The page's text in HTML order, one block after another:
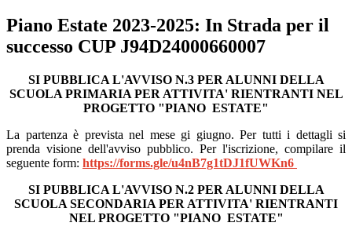
Piano Estate 2023-2025: In Strada per il
successo CUP J94D24000660007
SI PUBBLICA L'AVVISO N.3 PER ALUNNI DELLA
SCUOLA PRIMARIA PER ATTIVITA' RIENTRANTI NEL
PROGETTO "PIANO ESTATE"
La partenza è prevista nel mese gi giugno. Per tutti i dettagli si
prenda visione dell'avviso pubblico. Per l'iscrizione, compilare il
seguente form: https://forms.gle/u4nB7g1tDJ1fUWKn6
SI PUBBLICA L'AVVISO N.2 PER ALUNNI DELLA
SCUOLA SECONDARIA PER ATTIVITA' RIENTRANTI
NEL PROGETTO "PIANO ESTATE"